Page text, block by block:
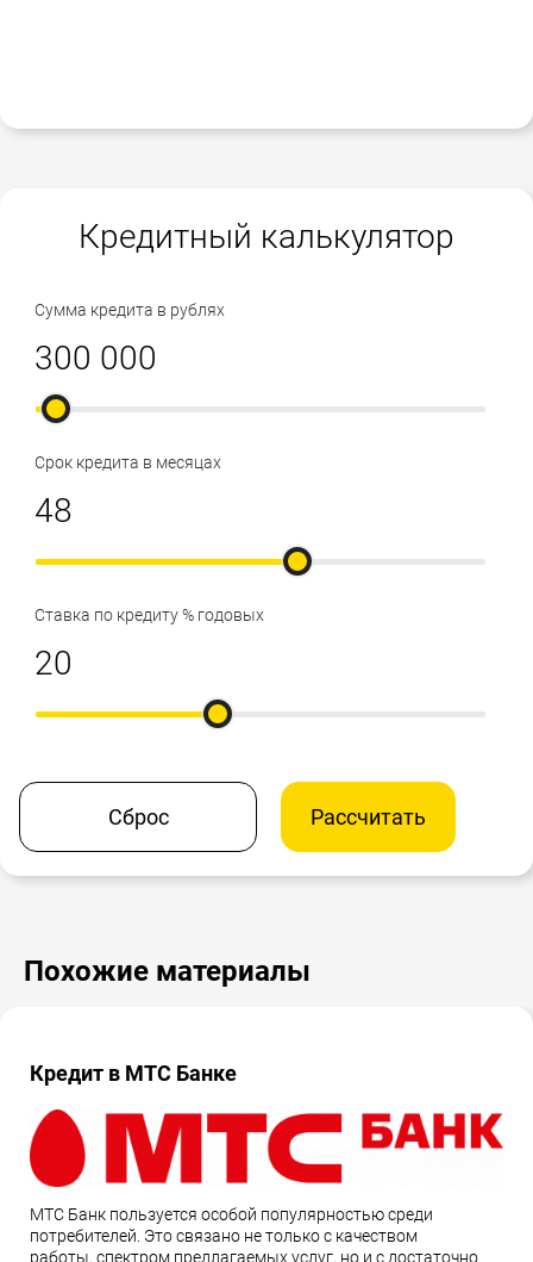
Кредитный калькулятор
Сумма кредита в рублях
Срок кредита в месяцах
Ставка по кредиту % годовых
Сброс Рассчитать
Похожие материалы
Кредит в МТС Банке
МТС Банк пользуется особой популярностью среди
потребителей. Это связано не только с качеством
работы, спектром предлагаемых услуг, но и с достаточно